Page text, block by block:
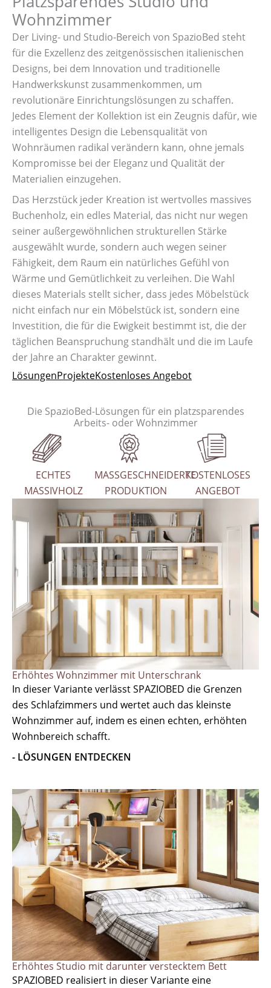
Wohnzimmer
Der Living- und Studio-Bereich von SpazioBed steht
für die Exzellenz des zeitgenössischen italienischen
Designs, bei dem Innovation und traditionelle
Handwerkskunst zusammenkommen, um
revolutionäre Einrichtungslösungen zu schaffen.
Jedes Element der Kollektion ist ein Zeugnis dafür, wie
intelligentes Design die Lebensqualität von
Wohnräumen radikal verändern kann, ohne jemals
Kompromisse bei der Eleganz und Qualität der
Materialien einzugehen.
Das Herzstück jeder Kreation ist wertvolles massives
Buchenholz, ein edles Material, das nicht nur wegen
seiner außergewöhnlichen strukturellen Stärke
ausgewählt wurde, sondern auch wegen seiner
Fähigkeit, dem Raum ein natürliches Gefühl von
Wärme und Gemütlichkeit zu verleihen. Die Wahl
dieses Materials stellt sicher, dass jedes Möbelstück
nicht einfach nur ein Möbelstück ist, sondern eine
Investition, die für die Ewigkeit bestimmt ist, die der
täglichen Beanspruchung standhält und die im Laufe
der Jahre an Charakter gewinnt.
LösungenProjekteKostenloses Angebot
Die SpazioBed-Lösungen für ein platzsparendes
Arbeits- oder Wohnzimmer
ECHTES
MASSIVHOLZ
MASSGESCHNEIDERTE
PRODUKTION
KOSTENLOSES
ANGEBOT
Erhöhtes Wohnzimmer mit Unterschrank
In dieser Variante verlässt SPAZIOBED die Grenzen
des Schlafzimmers und wertet auch das kleinste
Wohnzimmer auf, indem es einen echten, erhöhten
Wohnbereich schafft.
- LÖSUNGEN ENTDECKEN
Erhöhtes Studio mit darunter verstecktem Bett
SPAZIOBED realisiert in dieser Variante eine